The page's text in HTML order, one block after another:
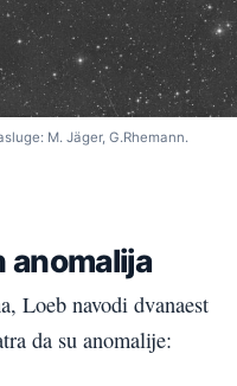
M. Jäger, G.Rhemann.
anomalija
Loeb navodi dvanaest
da su anomalije: